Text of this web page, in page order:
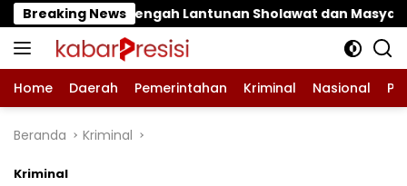
Langsung
ke
konten
Breaking News
Sholawat dan Masyarakat Pantau
Home Daerah Pemerintahan Kriminal Nasional
Beranda Kriminal
Kriminal